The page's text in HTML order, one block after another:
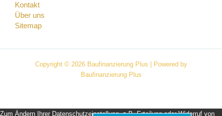
Kontakt
Über uns
Sitemap
Copyright © 2026 Baufinanzierung Plus | Powered by
Baufinanzierung Plus
Zum Ändern Ihrer Datenschutzeinstellung, z.B. Erteilung oder Widerruf von